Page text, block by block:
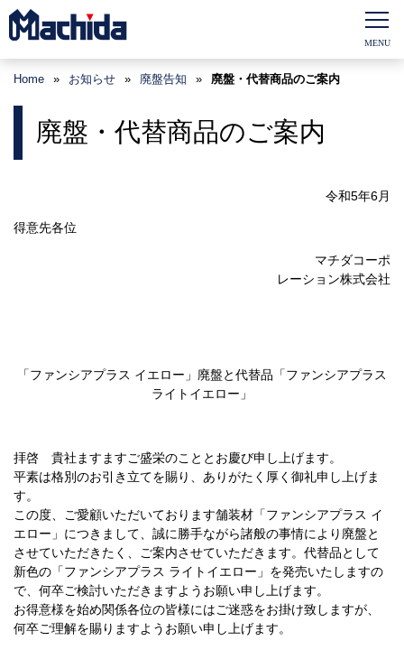
Home » お知らせ » 廃盤告知 » 廃盤・代替商品のご案内
廃盤・代替商品のご案内
令和5年6月
得意先各位
マチダコーポ
レーション株式会社
「ファンシアプラス イエロー」廃盤と代替品「ファンシアプラス
ライトイエロー」
拝啓 貴社ますますご盛栄のこととお慶び申し上げます。
平素は格別のお引き立てを賜り、ありがたく厚く御礼申し上げま
す。
この度、ご愛顧いただいております舗装材「ファンシアプラス イ
エロー」につきまして、誠に勝手ながら諸般の事情により廃盤と
させていただきたく、ご案内させていただきます。代替品として
新色の「ファンシアプラス ライトイエロー」を発売いたしますの
で、何卒ご検討いただきますようお願い申し上げます。
お得意様を始め関係各位の皆様にはご迷惑をお掛け致しますが、
何卒ご理解を賜りますようお願い申し上げます。